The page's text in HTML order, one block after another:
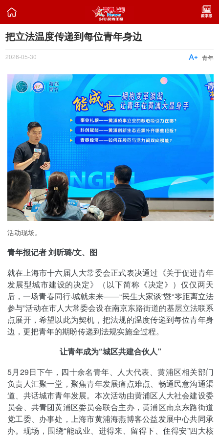

把立法温度传递到每位青年身边
2026-05-30 青年

活动现场。
青年报记者 刘昕璐/文、图
就在上海市十六届人大常委会正式表决通过《关于促进青年
发展型城市建设的决定》（以下简称《决定》）仅仅两天
后，一场青春同行·城就未来——“民生大家谈”暨“零距离立法
参与”活动在市人大常委会设在南京东路街道的基层立法联系
点展开，希望以此为契机，把法规的温度传递到每位青年身
边，更把青年的期盼传递到法规实施全过程。
让青年成为“城区共建合伙人”
5月29日下午，四十余名青年、人大代表、黄浦区相关部门
负责人汇聚一堂，聚焦青年发展痛点难点、畅通民意沟通渠
道、共话城市青年发展。本次活动由黄浦区人大社会建设委
员会、共青团黄浦区委员会联合主办，黄浦区南京东路街道
党工委、办事处，上海市黄浦海燕博客公益发展中心共同承
办。现场，围绕“能成业、进得来、留得下、住得安”四大核